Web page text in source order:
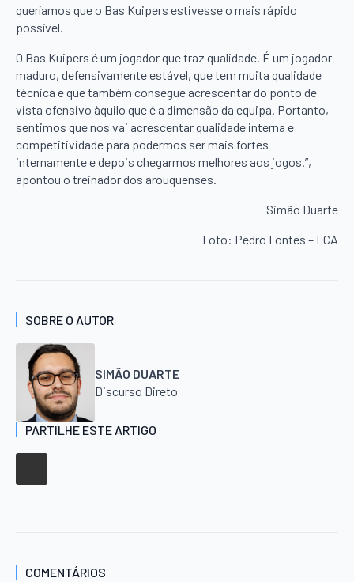
queríamos que o Bas Kuipers estivesse o mais rápido
possível.
O Bas Kuipers é um jogador que traz qualidade. É um jogador
maduro, defensivamente estável, que tem muita qualidade
técnica e que também consegue acrescentar do ponto de
vista ofensivo àquilo que é a dimensão da equipa. Portanto,
sentimos que nos vai acrescentar qualidade interna e
competitividade para podermos ser mais fortes
internamente e depois chegarmos melhores aos jogos.”,
apontou o treinador dos arouquenses.
Simão Duarte
Foto: Pedro Fontes – FCA
SOBRE O AUTOR
SIMÃO DUARTE
Discurso Direto
PARTILHE ESTE ARTIGO
COMENTÁRIOS